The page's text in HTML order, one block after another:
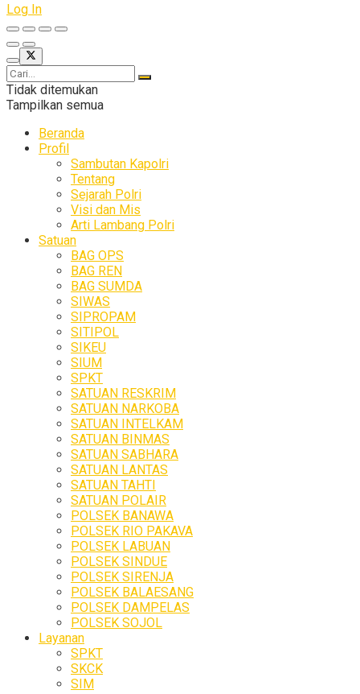
Log In
Tidak ditemukan
Tampilkan semua
Beranda
Profil
Sambutan Kapolri
Tentang
Sejarah Polri
Visi dan Mis
Arti Lambang Polri
Satuan
BAG OPS
BAG REN
BAG SUMDA
SIWAS
SIPROPAM
SITIPOL
SIKEU
SIUM
SPKT
SATUAN RESKRIM
SATUAN NARKOBA
SATUAN INTELKAM
SATUAN BINMAS
SATUAN SABHARA
SATUAN LANTAS
SATUAN TAHTI
SATUAN POLAIR
POLSEK BANAWA
POLSEK RIO PAKAVA
POLSEK LABUAN
POLSEK SINDUE
POLSEK SIRENJA
POLSEK BALAESANG
POLSEK DAMPELAS
POLSEK SOJOL
Layanan
SPKT
SKCK
SIM